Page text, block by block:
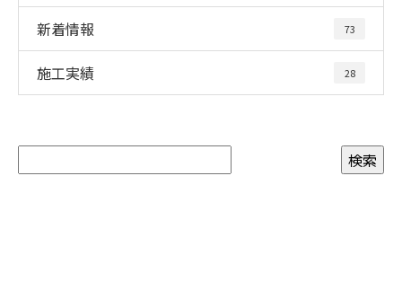
新着情報 73
施工実績 28